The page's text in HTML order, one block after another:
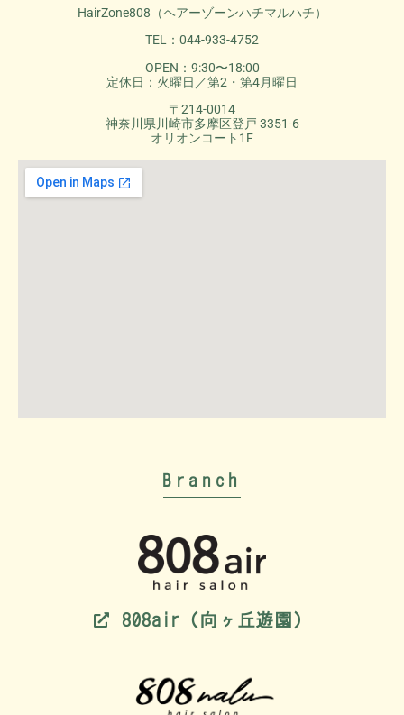
HairZone808（ヘアーゾーンハチマルハチ）
TEL：044-933-4752
OPEN：9:30〜18:00
定休日：火曜日／第2・第4月曜日
〒214-0014
神奈川県川崎市多摩区登戸 3351-6
オリオンコート1F
Branch
808air（向ヶ丘遊園）